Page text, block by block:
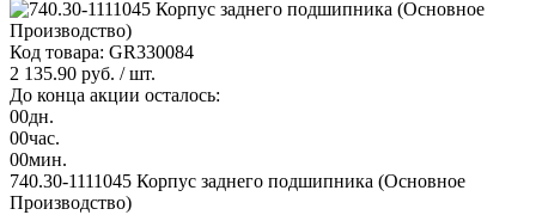
Код товара: GR330084
2 135.90 руб. / шт.
До конца акции осталось:
00дн.
00час.
00мин.
740.30-1111045 Корпус заднего подшипника (Основное
Производство)